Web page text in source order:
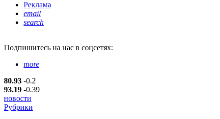
Реклама
email
search
Подпишитесь на нас в соцсетях:
more
80.93 -0.2
93.19 -0.39
новости
Рубрики